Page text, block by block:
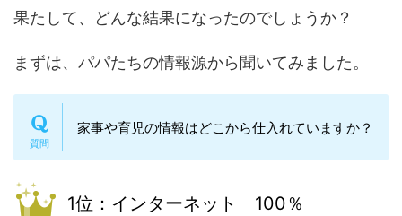
果たして、どんな結果になったのでしょうか？
まずは、パパたちの情報源から聞いてみました。
家事や育児の情報はどこから仕入れていますか？
1位：インターネット 100％